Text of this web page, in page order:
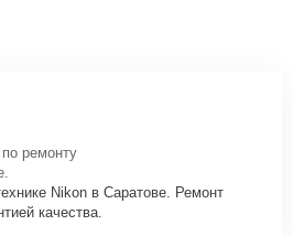
ремонту
Nikon в Саратове. Ремонт
качества.